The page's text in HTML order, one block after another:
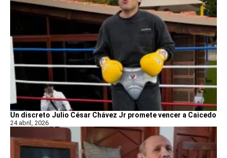
Un discreto Julio César Chávez Jr promete vencer a Caicedo
24 abril, 2026